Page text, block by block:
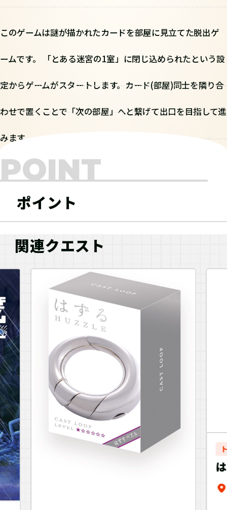
このゲームは謎が描かれたカードを部屋に見立てた脱出ゲ
ームです。 「とある迷宮の1室」に閉じ込められたという設
定からゲームがスタートします。カード(部屋)同士を隣り合
わせで置くことで「次の部屋」へと繋げて出口を目指して進
みます。
POINT
ポイント
関連クエスト